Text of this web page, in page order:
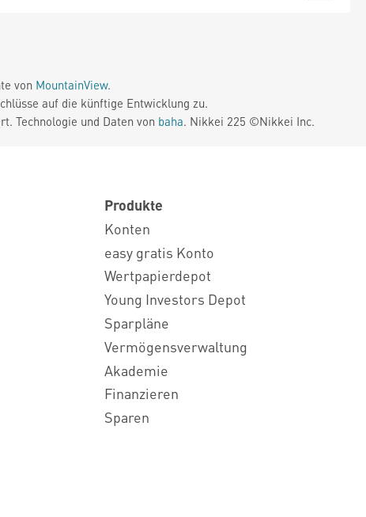
von MountainView.
auf die künftige Entwicklung zu.
Technologie und Daten von baha. Nikkei 225 ©Nikkei Inc.
Produkte
Konten
easy gratis Konto
Wertpapierdepot
Young Investors Depot
Sparpläne
Vermögensverwaltung
Akademie
Finanzieren
Sparen